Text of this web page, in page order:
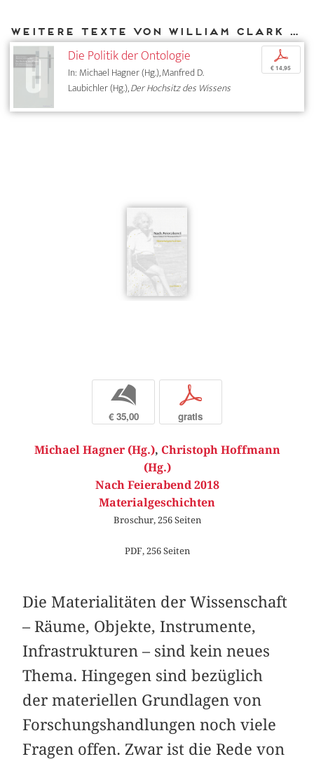
Weitere Texte von William Clark bei DIAPHANES
Die Politik der Ontologie
In: Michael Hagner (Hg.), Manfred D.
Laubichler (Hg.),Der Hochsitz des Wissens
p
€ 14,95
b
€ 35,00
p
gratis
Michael Hagner (Hg.), Christoph Hoffmann
(Hg.)
Nach Feierabend 2018
Materialgeschichten
Broschur, 256 Seiten
PDF, 256 Seiten
Die Materialitäten der Wissenschaft
– Räume, Objekte, Instrumente,
Infrastrukturen – sind kein neues
Thema. Hingegen sind bezüglich
der materiellen Grundlagen von
Forschungshandlungen noch viele
Fragen offen. Zwar ist die Rede von